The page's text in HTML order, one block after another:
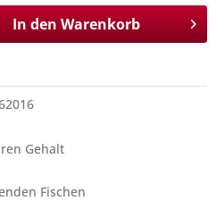
In den Warenkorb
Gehalt
Fischen